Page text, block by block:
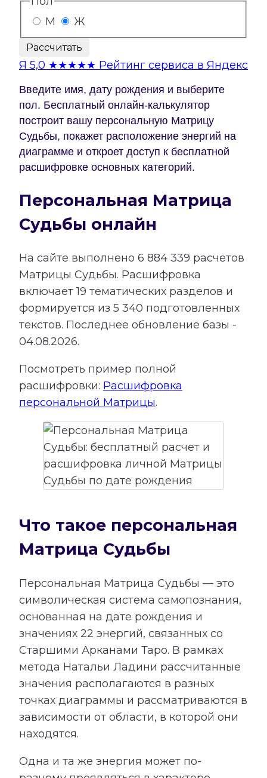
М
Ж
Рассчитать
Я 5,0 ★★★★★ Рейтинг сервиса в Яндекс
Введите имя, дату рождения и выберите
пол. Бесплатный онлайн-калькулятор
построит вашу персональную Матрицу
Судьбы, покажет расположение энергий на
диаграмме и откроет доступ к бесплатной
расшифровке основных категорий.
Персональная Матрица
Судьбы онлайн
На сайте выполнено 6 884 339 расчетов
Матрицы Судьбы. Расшифровка
включает19 тематических разделов и
формируется из 5 340 подготовленных
текстов. Последнее обновление базы -
04.08.2026.
Посмотреть пример полной
расшифровки: Расшифровка
персональной Матрицы.
Что такое персональная
Матрица Судьбы
Персональная Матрица Судьбы — это
символическая система самопознания,
основанная на дате рождения и
значениях 22 энергий, связанных со
Старшими Арканами Таро. В рамках
метода Натальи Ладини рассчитанные
значения располагаются в разных
точках диаграммы и рассматриваются в
зависимости от области, в которой они
находятся.
Одна и та же энергия может по-